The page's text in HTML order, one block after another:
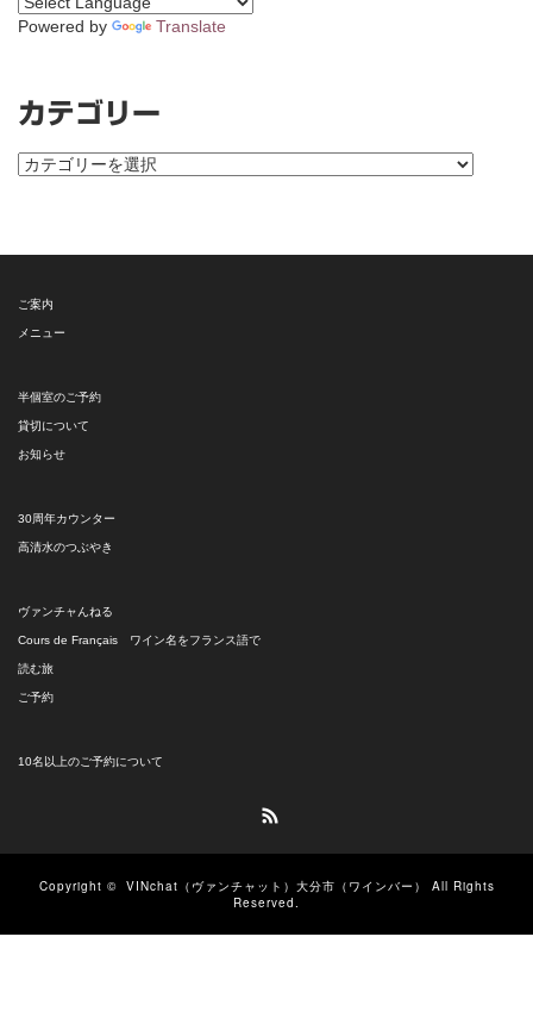
Powered by Translate
カテゴリー
カ
ー
ご案内
メニュー
半個室のご予約
貸切について
お知らせ
30周年カウンター
高清水のつぶやき
ヴァンチャんねる
Cours de Français ワイン名をフランス語で
読む旅
ご予約
10名以上のご予約について
Copyright © VINchat（ヴァンチャット）大分市（ワインバー）
All Rights
Reserved.